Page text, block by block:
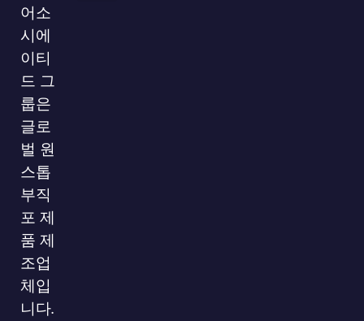
어소
시에
이티
드 그
룹은
글로
벌 원
스톱
부직
포 제
품 제
조업
체입
니다.